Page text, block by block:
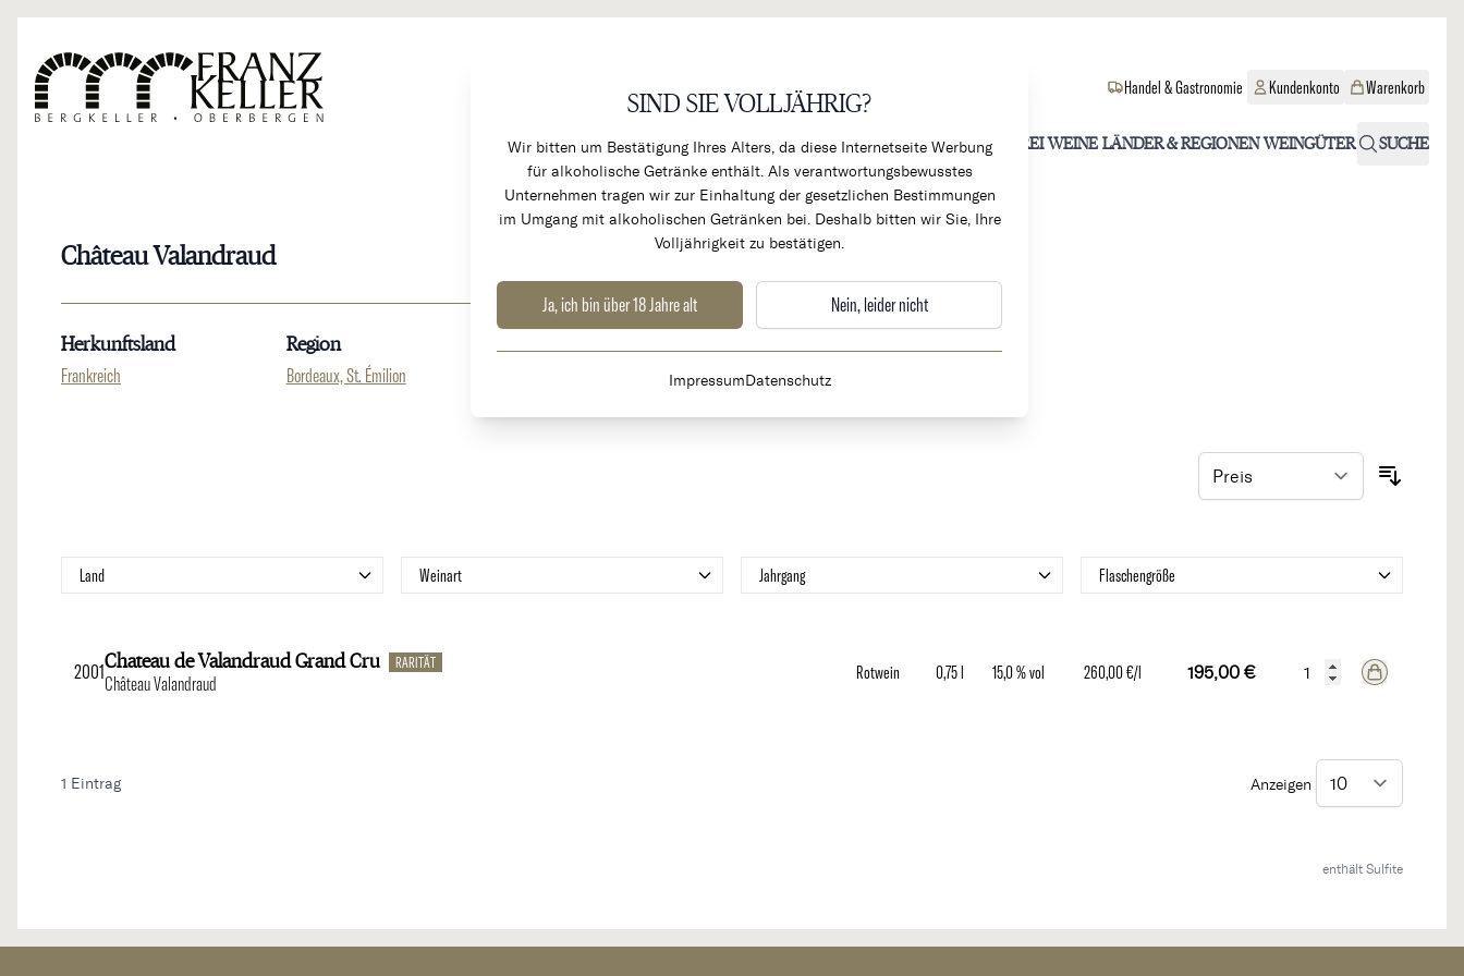
SIND SIE VOLLJÄHRIG?
Wir bitten um Bestätigung Ihres Alters, da diese Internetseite Werbung
für alkoholische Getränke enthält. Als verantwortungsbewusstes
Unternehmen tragen wir zur Einhaltung der gesetzlichen Bestimmungen
im Umgang mit alkoholischen Getränken bei. Deshalb bitten wir Sie, Ihre
Volljährigkeit zu bestätigen.
Ja, ich bin über 18 Jahre alt Nein, leider nicht
ImpressumDatenschutz
KÜCHENPRODUKTE & ALKOHOLFREI WEINE LÄNDER & REGIONEN WEINGÜTER SUCHE
Handel & Gastronomie Kundenkonto Warenkorb
Château Valandraud
Herkunftsland
Frankreich
Region
Bordeaux, St. Émilion
LandFilter WeinartFilter JahrgangFilter Flaschengröße
2001Chateau de Valandraud Grand Cru RARITÄT
Château Valandraud Rotwein 0,75 l 15,0 % vol 260,00 €/l 195,00 €
1 Eintrag Anzeigen
enthält Sulfite